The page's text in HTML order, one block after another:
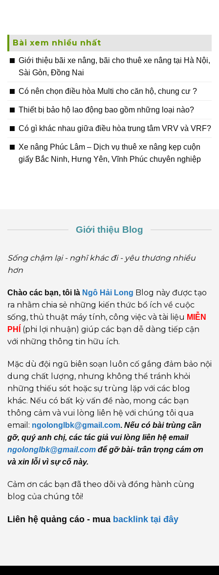
Bài xem nhiều nhất
Giới thiệu bãi xe nâng, bãi cho thuê xe nâng tại Hà Nội,
Sài Gòn, Đồng Nai
Có nên chọn điều hòa Multi cho căn hộ, chung cư ?
Thiết bị bảo hộ lao động bao gồm những loại nào?
Có gì khác nhau giữa điều hòa trung tâm VRV và VRF?
Xe nâng Phúc Lâm – Dịch vụ thuê xe nâng kẹp cuộn
giấy Bắc Ninh, Hưng Yên, Vĩnh Phúc chuyên nghiệp
Giới thiệu Blog
Sống chậm lại - nghĩ khác đi - yêu thương nhiều
hơn
Chào các bạn, tôi là Ngô Hải Long Blog này được tạo
ra nhằm chia sẻ những kiến thức bổ ích về cuộc
sống, thủ thuật máy tính, công việc và tài liệu MIỄN
PHÍ
(phi lợi nhuận) giúp các bạn dễ dàng tiếp cận
với những thông tin hữu ích.
Mặc dù đội ngũ biên soạn luôn cố gắng đảm bảo nội
dung chất lượng, nhưng không thể tránh khỏi
những thiếu sót hoặc sự trùng lặp với các blog
khác. Nếu có bất kỳ vấn đề nào, mong các bạn
thông cảm và vui lòng liên hệ với chúng tôi qua
email: ngolonglbk@gmail.com. Nếu có bài trùng cần
gỡ, quý anh chị, các tác giả vui lòng liên hệ email
ngolonglbk@gmail.com để gỡ bài- trân trọng cám ơn
và xin lỗi vì sự cố này.
Cảm ơn các bạn đã theo dõi và đồng hành cùng
blog của chúng tôi!
Liên hệ quảng cáo - mua backlink tại đây